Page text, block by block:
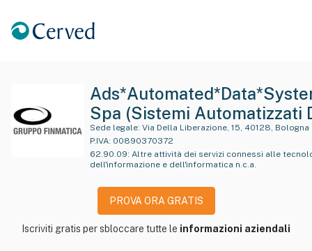
Spa (Sistemi Automatizzati
Elaborazione Dati)
Sede legale: Via Della Liberazione, 15, 40128, Bologna
P.IVA: 00890370372
62.90.09: Altre attività dei servizi connessi alle
dell'informazione e dell'informatica n.c.a.
PROVA ORA GRATIS
Iscriviti gratis per sbloccare tutte le informazioni aziendali